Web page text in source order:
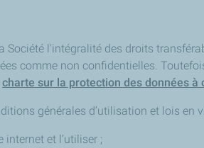
l'intégralité des droits
comme non confidentielles.
charte sur la protection des données
générales d’utilisation et lois en
et l’utiliser ;